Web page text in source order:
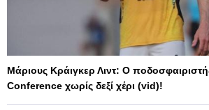
Μάριους Κράιγκερ Λιντ: Ο
Conference χωρίς δεξί χέρι (vid)!